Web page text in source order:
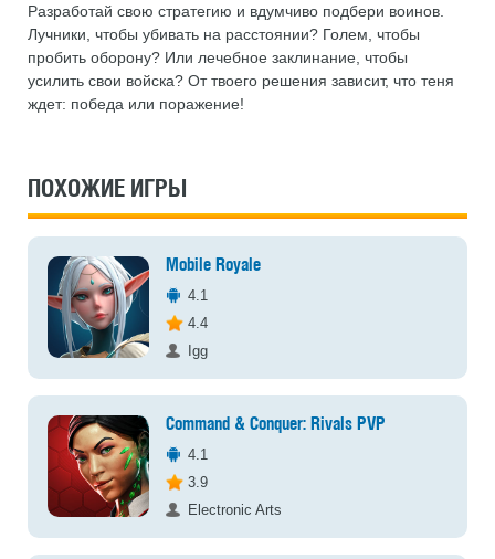
Разработай свою стратегию и вдумчиво подбери воинов.
Лучники, чтобы убивать на расстоянии? Голем, чтобы
пробить оборону? Или лечебное заклинание, чтобы
усилить свои войска? От твоего решения зависит, что теня
ждет: победа или поражение!
ПОХОЖИЕ ИГРЫ
Mobile Royale
4.1
4.4
Igg
Command & Conquer: Rivals PVP
4.1
3.9
Electronic Arts